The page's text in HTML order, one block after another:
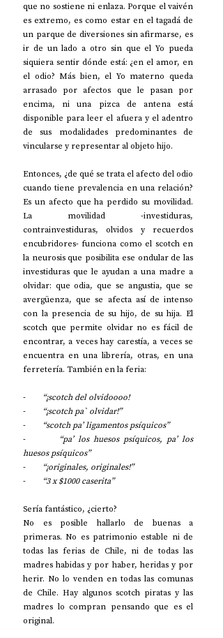
que no sostiene ni enlaza. Porque el vaivén
es extremo, es como estar en el tagadá de
un parque de diversiones sin afirmarse, es
ir de un lado a otro sin que el Yo pueda
siquiera sentir dónde está: ¿en el amor, en
el odio? Más bien, el Yo materno queda
arrasado por afectos que le pasan por
encima, ni una pizca de antena está
disponible para leer el afuera y el adentro
de sus modalidades predominantes de
vincularse y representar al objeto hijo.
Entonces, ¿de qué se trata el afecto del odio
cuando tiene prevalencia en una relación?
Es un afecto que ha perdido su movilidad.
La movilidad -investiduras,
contrainvestiduras, olvidos y recuerdos
encubridores- funciona como el scotch en
la neurosis que posibilita ese ondular de las
investiduras que le ayudan a una madre a
olvidar: que odia, que se angustia, que se
avergüenza, que se afecta así de intenso
con la presencia de su hijo, de su hija. El
scotch que permite olvidar no es fácil de
encontrar, a veces hay carestía, a veces se
encuentra en una librería, otras, en una
ferretería. También en la feria:
-
“¡scotch del olvidoooo!
-
“¡scotch pa` olvidar!”
-
“scotch pa’ ligamentos psíquicos”
-
“pa’ los huesos psíquicos, pa’ los
huesos psíquicos”
-
“¡originales, originales!”
-
“3 x $1000 caserita”
Sería fantástico, ¿cierto?
No es posible hallarlo de buenas a
primeras. No es patrimonio estable ni de
todas las ferias de Chile, ni de todas las
madres habidas y por haber, heridas y por
herir. No lo venden en todas las comunas
de Chile. Hay algunos scotch piratas y las
madres lo compran pensando que es el
original.